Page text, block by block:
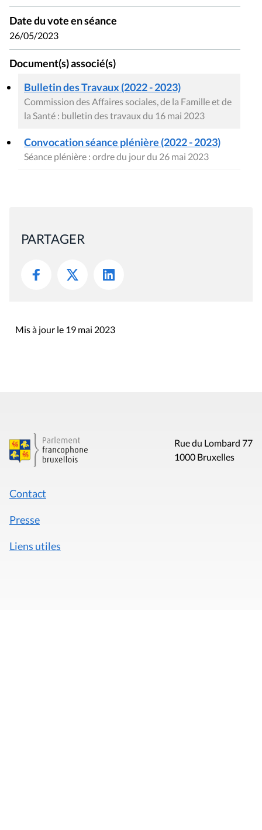
Date du vote en séance
26/05/2023
Document(s) associé(s)
Bulletin des Travaux (2022 - 2023)
Commission des Affaires sociales, de la Famille et de
la Santé : bulletin des travaux du 16 mai 2023
Convocation séance plénière (2022 - 2023)
Séance plénière : ordre du jour du 26 mai 2023
PARTAGER
Mis à jour le 19 mai 2023
Rue du Lombard 77
1000 Bruxelles
Contact
Presse
Liens utiles